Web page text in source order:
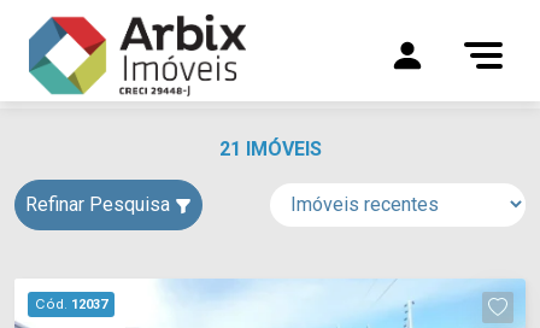
21 IMÓVEIS
Refinar Pesquisa
Cód. 12037